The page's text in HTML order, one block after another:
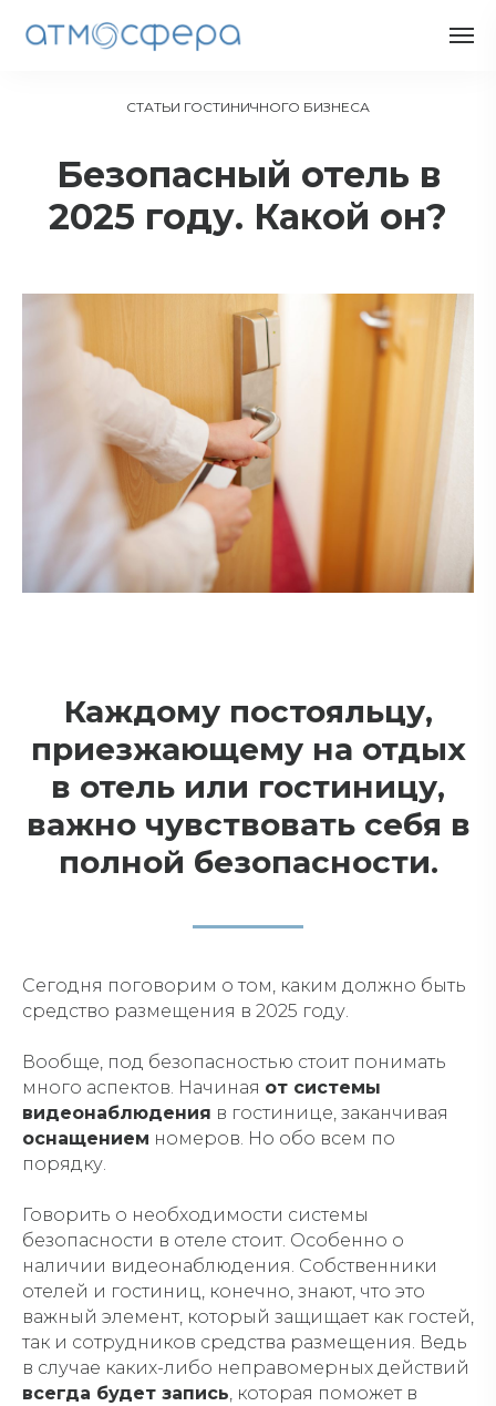
СТАТЬИ ГОСТИНИЧНОГО БИЗНЕСА
Безопасный отель в
2025 году. Какой он?
Каждому постояльцу,
приезжающему на отдых
в отель или гостиницу,
важно чувствовать себя в
полной безопасности.
Сегодня поговорим о том, каким должно быть
средство размещения в 2025 году.
Вообще, под безопасностью стоит понимать
много аспектов. Начиная от системы
видеонаблюдения в гостинице, заканчивая
оснащением номеров. Но обо всем по
порядку.
Говорить о необходимости системы
безопасности в отеле стоит. Особенно о
наличии видеонаблюдения. Собственники
отелей и гостиниц, конечно, знают, что это
важный элемент, который защищает как гостей,
так и сотрудников средства размещения. Ведь
в случае каких-либо неправомерных действий
всегда будет запись, которая поможет в